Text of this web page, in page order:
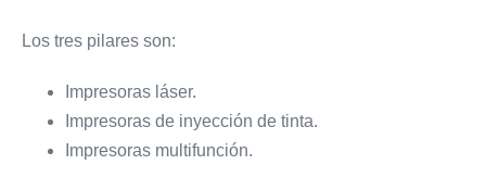
Los tres pilares son:
Impresoras láser.
Impresoras de inyección de tinta.
Impresoras multifunción.